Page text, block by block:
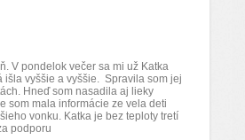
V pondelok večer sa mi už Katka
išla vyššie a vyššie. Spravila som jej
Hneď som nasadila aj lieky
som mala informácie ze vela deti
vonku. Katka je bez teploty tretí
podporu